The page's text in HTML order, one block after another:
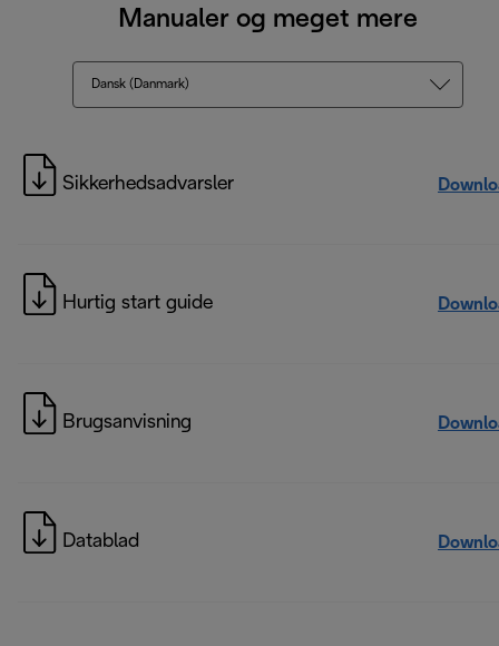
Manualer og meget mere
Dansk (Danmark)
Sikkerhedsadvarsler
Hurtig start guide
Brugsanvisning
Datablad